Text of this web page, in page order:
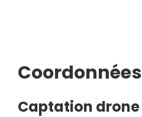
Coordonnées
Captation drone